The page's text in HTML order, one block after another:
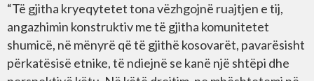
“Të gjitha kryeqytetet tona vëzhgojnë ruajtjen e tij,
angazhimin konstruktiv me të gjitha komunitetet
shumicë, në mënyrë që të gjithë kosovarët, pavarësisht
përkatësisë etnike, të ndiejnë se kanë një shtëpi dhe